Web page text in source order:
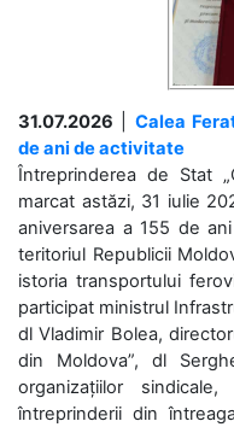
31.07.2026
Calea
de ani de activitate
Întreprinderea de Stat
marcat astăzi, 31 iulie
aniversarea a 155 de
teritoriul Republicii
istoria transportului
participat ministrul
dl Vladimir Bolea,
din Moldova”, dl
organizațiilor
întreprinderii din